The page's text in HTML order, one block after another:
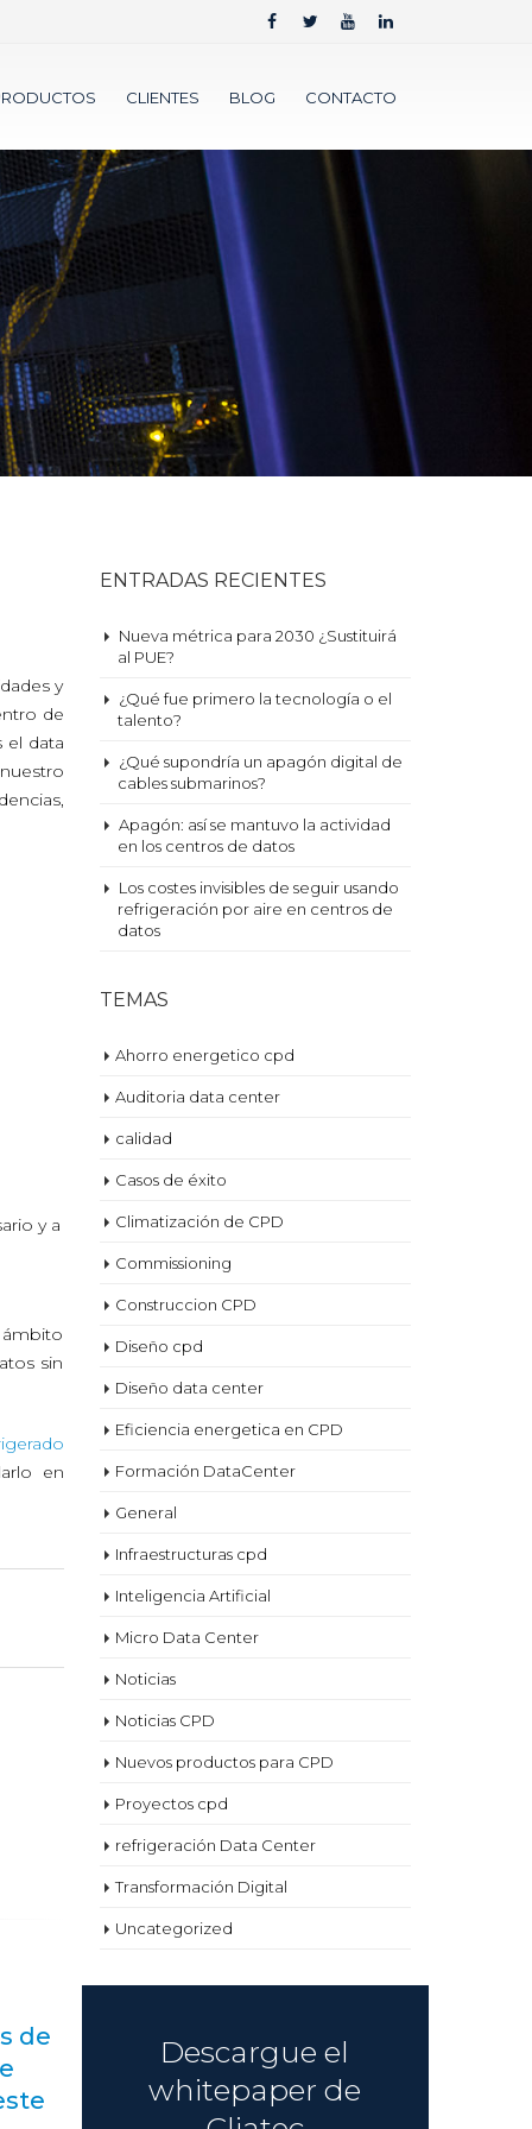
CLIENTES BLOG CONTACTO
y
de
el data
y a
ámbito
sin
en
ENTRADAS RECIENTES
Nueva métrica para 2030 ¿Sustituirá
al PUE?
¿Qué fue primero la tecnología o el
talento?
¿Qué supondría un apagón digital de
cables submarinos?
Apagón: así se mantuvo la actividad
en los centros de datos
Los costes invisibles de seguir usando
refrigeración por aire en centros de
datos
TEMAS
Ahorro energetico cpd
Auditoria data center
calidad
Casos de éxito
Climatización de CPD
Commissioning
Construccion CPD
Diseño cpd
Diseño data center
Eficiencia energetica en CPD
Formación DataCenter
General
Infraestructuras cpd
Inteligencia Artificial
Micro Data Center
Noticias
Noticias CPD
Nuevos productos para CPD
Proyectos cpd
refrigeración Data Center
Transformación Digital
Uncategorized
Descargue el
whitepaper de